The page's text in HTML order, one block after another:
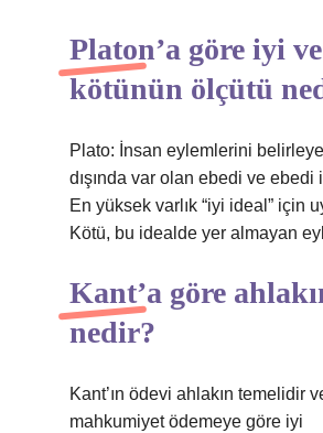
Platon’a göre iyi ve
kötünün ölçütü
Plato: İnsan eylemlerini
dışında var olan ebedi ve ebedi
En yüksek varlık “iyi ideal” için
Kötü, bu idealde yer almayan
Kant’a göre
nedir?
Kant’ın ödevi ahlakın temelidir
mahkumiyet ödemeye göre iyi